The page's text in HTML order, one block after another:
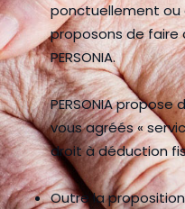
ponctuellement ou
proposons de
PERSONIA.
PERSONIA
vous agréés «
droit à déduction
Outre la